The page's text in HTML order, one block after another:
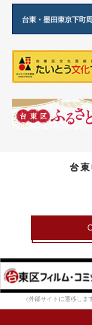
台
（外部サイトに遷移しま